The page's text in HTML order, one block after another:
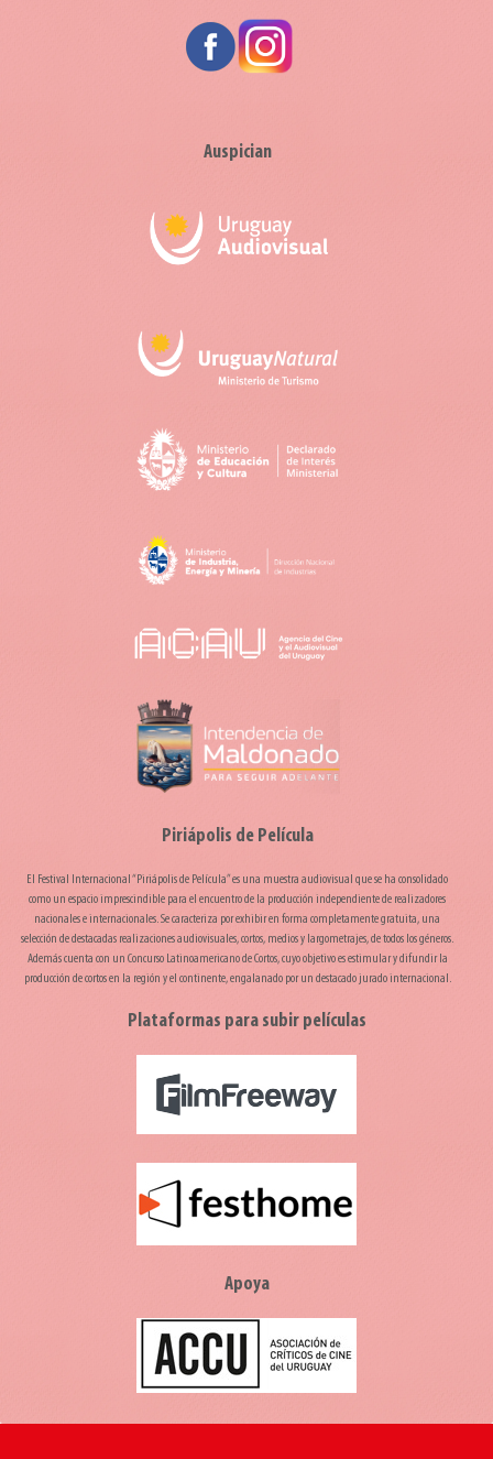
Auspician
Piriápolis de Película
El Festival Internacional “Piriápolis de Película” es una muestra audiovisual que se ha consolidado
como un espacio imprescindible para el encuentro de la producción independiente de realizadores
nacionales e internacionales. Se caracteriza por exhibir en forma completamente gratuita, una
selección de destacadas realizaciones audiovisuales, cortos, medios y largometrajes, de todos los géneros.
Además cuenta con un Concurso Latinoamericano de Cortos, cuyo objetivo es estimular y difundir la
producción de cortos en la región y el continente, engalanado por un destacado jurado internacional.
Plataformas para subir películas
Apoya